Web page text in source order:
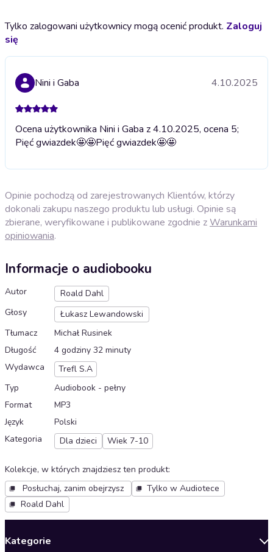
Tylko zalogowani użytkownicy mogą ocenić produkt. Zaloguj
się
Nini i Gaba 4.10.2025
Ocena użytkownika Nini i Gaba z 4.10.2025, ocena 5;
Pięć gwiazdek🤩🤩Pięć gwiazdek🤩🤩
Opinie pochodzą od zarejestrowanych Klientów, którzy
dokonali zakupu naszego produktu lub usługi. Opinie są
zbierane, weryfikowane i publikowane zgodnie zWarunkami
opiniowania.
Informacje o audiobooku
Autor
Roald Dahl
Głosy
Łukasz Lewandowski
Tłumacz
Michał Rusinek
Długość
4 godziny 32 minuty
Wydawca
Trefl S.A
Typ
Audiobook - pełny
Format
MP3
Język
Polski
Kategoria
Dla dzieci Wiek 7-10
Kolekcje, w których znajdziesz ten produkt:
Posłuchaj, zanim obejrzysz
Tylko w Audiotece
Roald Dahl
Kategorie